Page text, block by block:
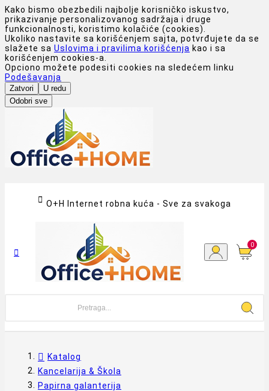
Kako bismo obezbedili najbolje korisničko iskustvo,
prikazivanje personalizovanog sadržaja i druge
funkcionalnosti, koristimo kolačiće (cookies).
Ukoliko nastavite sa korišćenjem sajta, potvrđujete da se
slažete sa Uslovima i pravilima korišćenja kao i sa
korišćenjem cookies-a.
Opciono možete podesiti cookies na sledećem linku
Podešavanja
Zatvori
U redu
Odobri sve
 O+H Internet robna kuća - Sve za svakoga

0
Katalog
Kancelarija & Škola
Papirna galanterija